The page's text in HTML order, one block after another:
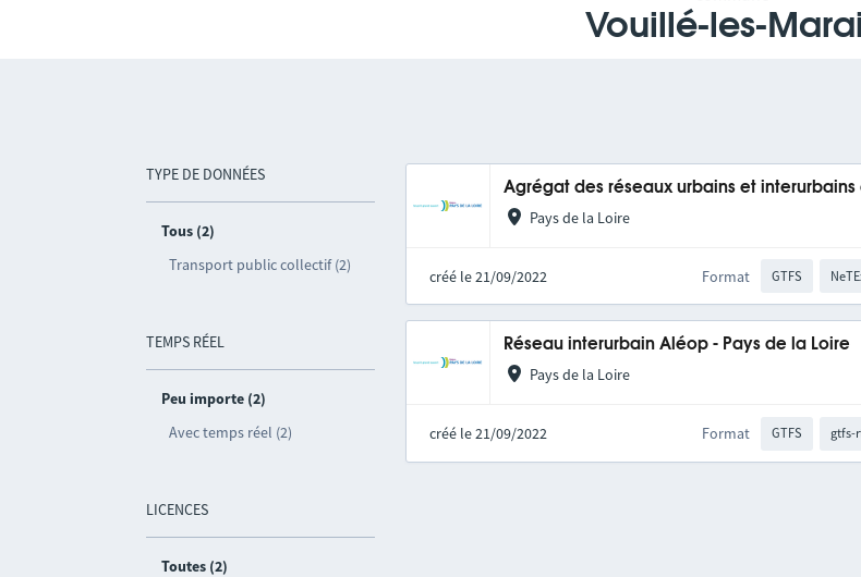
Vouillé-les-
TYPE DE DONNÉES
Tous (2)
Transport public collectif (2)
TEMPS RÉEL
Peu importe (2)
Avec temps réel (2)
LICENCES
Toutes (2)
Agrégat des réseaux urbains et interurbains
Pays de la Loire
créé le 21/09/2022 Format GTFS
Réseau interurbain Aléop - Pays de la Loire
Pays de la Loire
créé le 21/09/2022 Format GTFS gtfs-